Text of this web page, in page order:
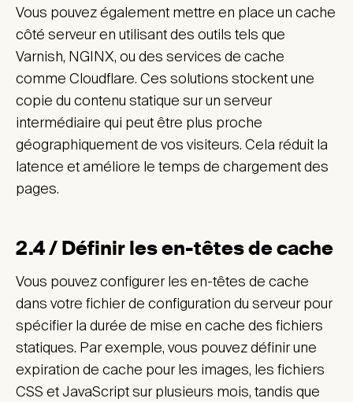
Vous pouvez également mettre en place un cache
côté serveur en utilisant des outils tels que
Varnish, NGINX, ou des services de cache
comme Cloudflare. Ces solutions stockent une
copie du contenu statique sur un serveur
intermédiaire qui peut être plus proche
géographiquement de vos visiteurs. Cela réduit la
latence et améliore le temps de chargement des
pages.
2.4 / Définir les en-têtes de cache
Vous pouvez configurer les en-têtes de cache
dans votre fichier de configuration du serveur pour
spécifier la durée de mise en cache des fichiers
statiques. Par exemple, vous pouvez définir une
expiration de cache pour les images, les fichiers
CSS et JavaScript sur plusieurs mois, tandis que